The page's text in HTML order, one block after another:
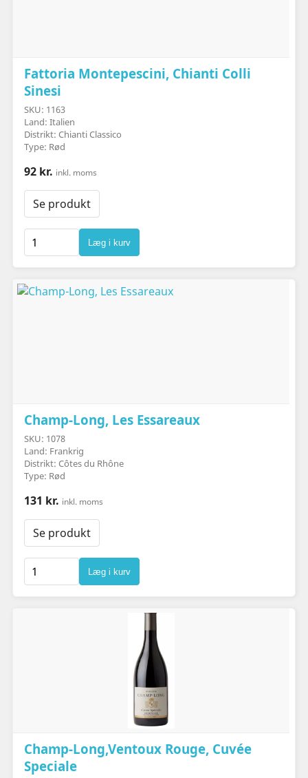
Fattoria Montepescini, Chianti Colli
Sinesi
SKU: 1163
Land: Italien
Distrikt: Chianti Classico
Type: Rød
92 kr. inkl. moms
Se produkt
Læg i kurv
Champ-Long, Les Essareaux
SKU: 1078
Land: Frankrig
Distrikt: Côtes du Rhône
Type: Rød
131 kr. inkl. moms
Se produkt
Læg i kurv
Champ-Long,Ventoux Rouge, Cuvée
Speciale